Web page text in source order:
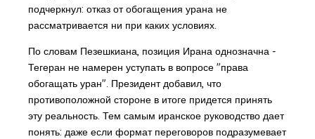
подчеркнул: отказ от обогащения урана не
рассматривается ни при каких условиях.
По словам Пезешкиана, позиция Ирана однозначна -
Тегеран не намерен уступать в вопросе "права
обогащать уран". Президент добавил, что
противоположной стороне в итоге придется принять
эту реальность. Тем самым иранское руководство дает
понять: даже если формат переговоров подразумевает